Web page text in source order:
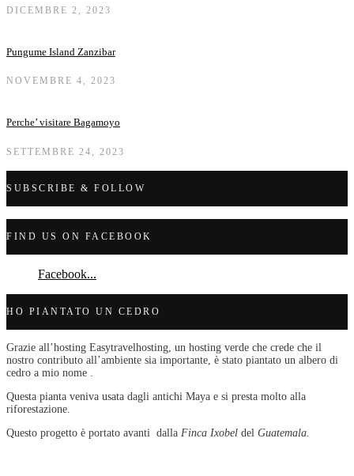
DICEMBRE 2, 2023
Pungume Island Zanzibar
NOVEMBRE 4, 2023
Perche’ visitare Bagamoyo
SETTEMBRE 24, 2023
SUBSCRIBE & FOLLOW
FIND US ON FACEBOOK
Facebook...
HO PIANTATO UN CEDRO
Grazie all’hosting Easytravelhosting, un hosting verde che crede che il
nostro contributo all’ambiente sia importante, è stato piantato un albero di
cedro a mio nome .
Questa pianta veniva usata dagli antichi Maya e si presta molto alla
riforestazione.
Questo progetto è portato avanti dalla Finca Ixobel del Guatemala.